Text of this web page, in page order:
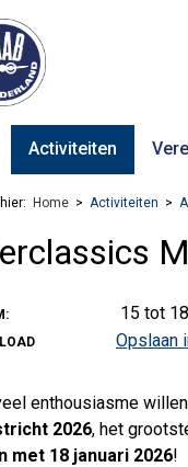
Activiteiten
Home Activiteiten
15 tot
Opslaan
enthousiasme
2026, het
met 18 januari 2026!